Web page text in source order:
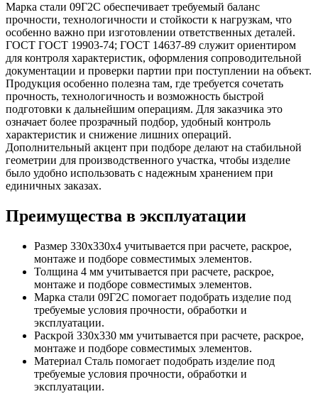
Марка стали 09Г2С обеспечивает требуемый баланс
прочности, технологичности и стойкости к нагрузкам, что
особенно важно при изготовлении ответственных деталей.
ГОСТ ГОСТ 19903-74; ГОСТ 14637-89 служит ориентиром
для контроля характеристик, оформления сопроводительной
документации и проверки партии при поступлении на объект.
Продукция особенно полезна там, где требуется сочетать
прочность, технологичность и возможность быстрой
подготовки к дальнейшим операциям. Для заказчика это
означает более прозрачный подбор, удобный контроль
характеристик и снижение лишних операций.
Дополнительный акцент при подборе делают на стабильной
геометрии для производственного участка, чтобы изделие
было удобно использовать с надежным хранением при
единичных заказах.
Преимущества в эксплуатации
Размер 330х330х4 учитывается при расчете, раскрое,
монтаже и подборе совместимых элементов.
Толщина 4 мм учитывается при расчете, раскрое,
монтаже и подборе совместимых элементов.
Марка стали 09Г2С помогает подобрать изделие под
требуемые условия прочности, обработки и
эксплуатации.
Раскрой 330х330 мм учитывается при расчете, раскрое,
монтаже и подборе совместимых элементов.
Материал Сталь помогает подобрать изделие под
требуемые условия прочности, обработки и
эксплуатации.